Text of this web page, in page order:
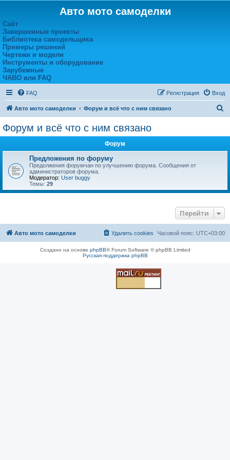
Авто мото самоделки
Сайт
Завершенные проекты
Библиотека самодельщика
Примеры решений
Чертежи и модели
Инструменты и оборудование
Зарубежные
ЧАВО или FAQ
FAQ Вход
Регистрация
Авто мото самоделки Форум и всё что с ним связано
Форум и всё что с ним связано
Форум
Предложения по форуму
Предолжения форумчан по улучшению форума. Сообщения от
администраторов форума.
Модератор: User buggy
Темы: 29
Перейти
Авто мото самоделки Часовой пояс: UTC+03:00
Удалить cookies
Создано на основе phpBB® Forum Software © phpBB Limited
Русская поддержка phpBB